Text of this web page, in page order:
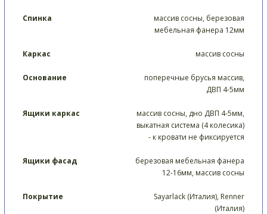
Спинка
массив сосны, березовая
мебельная фанера 12мм
Каркас массив сосны
Основание
поперечные брусья массив,
ДВП 4-5мм
Ящики каркас
массив сосны, дно ДВП 4-5мм,
выкатная система (4 колесика)
- к кровати не фиксируется
Ящики фасад
березовая мебельная фанера
12-16мм, массив сосны
Покрытие
Sayarlack (Италия), Renner
(Италия)